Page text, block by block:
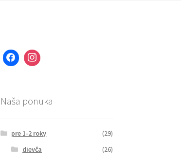
Naša ponuka
pre 1-2 roky
(29)
dievča
(26)